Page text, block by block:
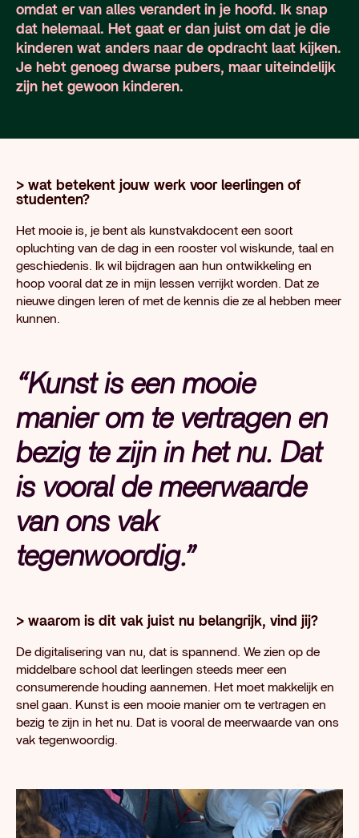
omdat er van alles verandert in je hoofd. Ik snap
dat helemaal. Het gaat er dan juist om dat je die
kinderen wat anders naar de opdracht laat kijken.
Je hebt genoeg dwarse pubers, maar uiteindelijk
zijn het gewoon kinderen.
> wat betekent jouw werk voor leerlingen of
studenten?
Het mooie is, je bent als kunstvakdocent een soort
opluchting van de dag in een rooster vol wiskunde, taal en
geschiedenis. Ik wil bijdragen aan hun ontwikkeling en
hoop vooral dat ze in mijn lessen verrijkt worden. Dat ze
nieuwe dingen leren of met de kennis die ze al hebben meer
kunnen.
“Kunst is een mooie
manier om te vertragen en
bezig te zijn in het nu. Dat
is vooral de meerwaarde
van ons vak
tegenwoordig.”
> waarom is dit vak juist nu belangrijk, vind jij?
De digitalisering van nu, dat is spannend. We zien op de
middelbare school dat leerlingen steeds meer een
consumerende houding aannemen. Het moet makkelijk en
snel gaan. Kunst is een mooie manier om te vertragen en
bezig te zijn in het nu. Dat is vooral de meerwaarde van ons
vak tegenwoordig.